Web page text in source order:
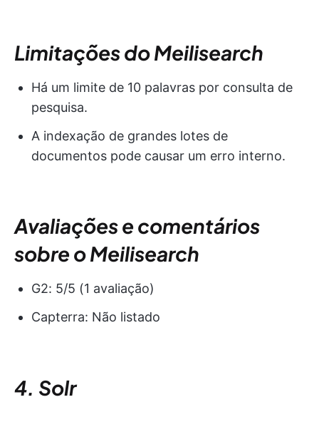
Limitações do Meilisearch
Há um limite de 10 palavras por consulta de
pesquisa.
A indexação de grandes lotes de
documentos pode causar um erro interno.
Avaliações e comentários
sobre o Meilisearch
G2: 5/5 (1 avaliação)
Capterra: Não listado
4. Solr